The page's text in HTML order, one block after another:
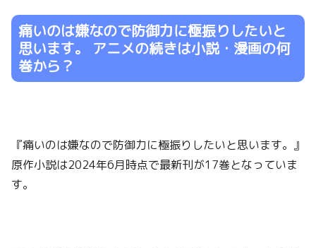
痛いのは嫌なので防御力に極振りしたいと
思います。 アニメの続きは小説・漫画の何
巻から？
『痛いのは嫌なので防御力に極振りしたいと思います。』
原作小説は2024年6月時点で最新刊が17巻となっていま
す。